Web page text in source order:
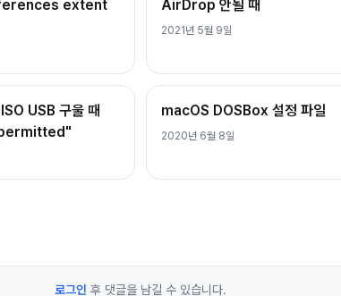
extent
AirDrop 안될 때
2021년 5월 9일
USB 구울 때
macOS DOSBox 설정 파일
2020년 6월 8일
로그인 후 댓글을 남길 수 있습니다.